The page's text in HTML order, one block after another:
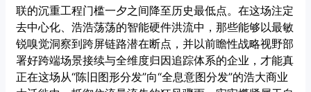
联的沉重工程门槛一夕之间降至历史最低点。在这场注定
去中心化、浩浩荡荡的智能硬件洪流中，那些能够以最敏
锐嗅觉洞察到跨屏链路潜在断点，并以前瞻性战略视野部
署好跨端场景接续与全维度归因追踪体系的企业，才能真
正在这场从“陈旧图形分发”向“全息意图分发”的浩大商业